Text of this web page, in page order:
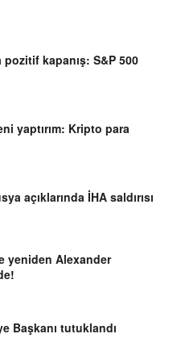
pozitif kapanış: S&P 500
yaptırım: Kripto para
açıklarında İHA saldırısı
yeniden Alexander
Başkanı tutuklandı